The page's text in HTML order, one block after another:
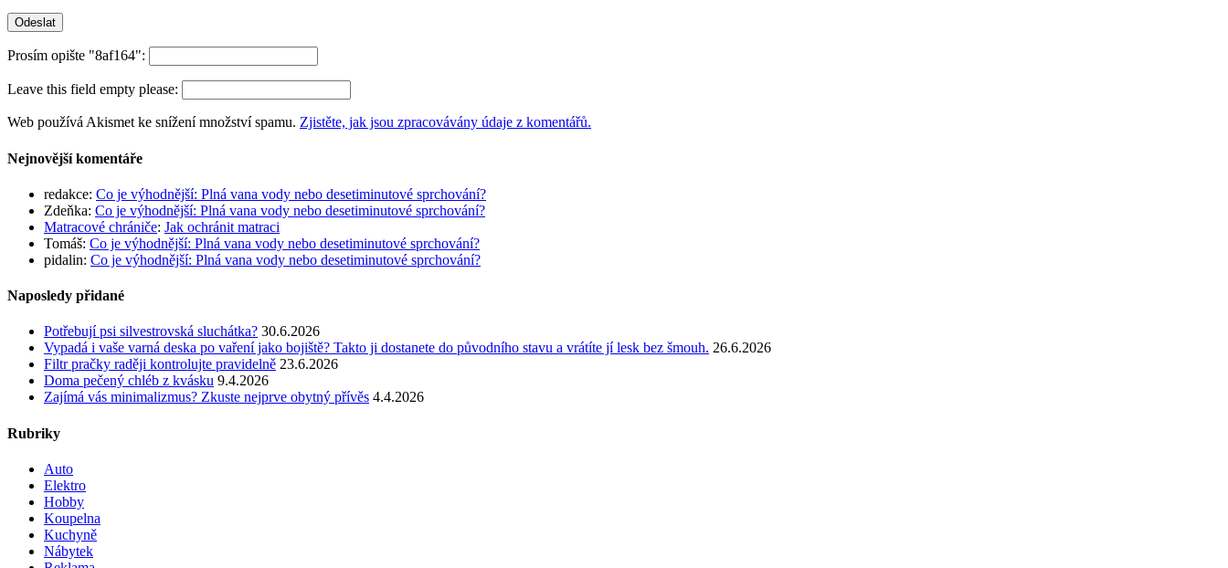
Prosím opište "8af164":
Leave this field empty please:
Web používá Akismet ke snížení množství spamu. Zjistěte, jak jsou zpracovávány údaje z komentářů.
Nejnovější komentáře
redakce: Co je výhodnější: Plná vana vody nebo desetiminutové sprchování?
Zdeňka: Co je výhodnější: Plná vana vody nebo desetiminutové sprchování?
Matracové chrániče: Jak ochránit matraci
Tomáš: Co je výhodnější: Plná vana vody nebo desetiminutové sprchování?
pidalin: Co je výhodnější: Plná vana vody nebo desetiminutové sprchování?
Naposledy přidané
Potřebují psi silvestrovská sluchátka? 30.6.2026
Vypadá i vaše varná deska po vaření jako bojiště? Takto ji dostanete do původního stavu a vrátíte jí lesk bez šmouh. 26.6.2026
Filtr pračky raději kontrolujte pravidelně 23.6.2026
Doma pečený chléb z kvásku 9.4.2026
Zajímá vás minimalizmus? Zkuste nejprve obytný přívěs 4.4.2026
Rubriky
Auto
Elektro
Hobby
Koupelna
Kuchyně
Nábytek